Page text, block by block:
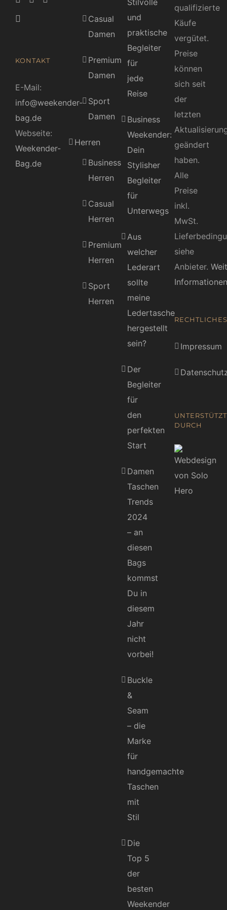
KONTAKT
E-Mail:
info@weekender-
bag.de
Webseite:
Weekender-
Bag.de
Casual
Damen
Premium
Damen
Sport
Damen
Herren
Business
Herren
Casual
Herren
Premium
Herren
Sport
Herren
Stilvolle
und
praktische
Begleiter
für
jede
Reise
Business
Weekender:
Dein
Stylisher
Begleiter
für
Unterwegs
Aus
welcher
Lederart
sollte
meine
Ledertasche
hergestellt
sein?
Der
Begleiter
für
den
perfekten
Start
Damen
Taschen
Trends
2024
– an
diesen
Bags
kommst
Du in
diesem
Jahr
nicht
vorbei!
Buckle
&
Seam
– die
Marke
für
handgemachte
Taschen
mit
Stil
Die
Top 5
der
besten
Weekender
qualifizierte
Käufe
vergütet.
Preise
können
sich seit
der
letzten
geändert
haben.
Alle
Preise
inkl.
MwSt.
siehe
Anbieter.
Informationen
RECHTLICHES
Impressum
UNTERSTÜTZT
DURCH